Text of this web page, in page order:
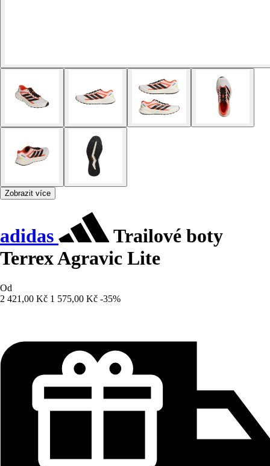
Zobrazit více
adidas
Trailové boty
Terrex Agravic Lite
Od
2 421,00 Kč 1 575,00 Kč -35%